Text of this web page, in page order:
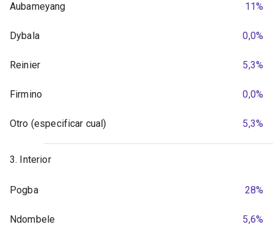
Aubameyang 11%
Dybala 0,0%
Reinier 5,3%
Firmino 0,0%
Otro (especificar cual) 5,3%
3. Interior
Pogba 28%
Ndombele 5,6%